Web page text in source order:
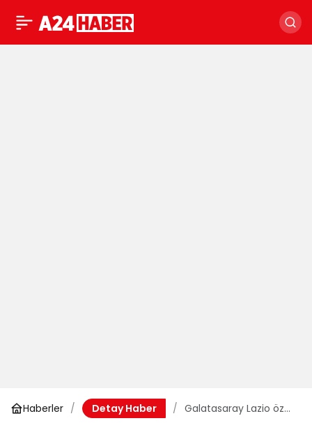
Haberler Detay Haber
Galatasaray Lazio özet